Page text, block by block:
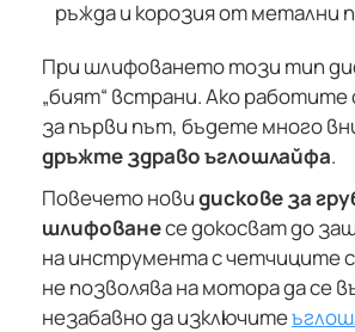
При шлифоването този тип
„бият“ встрани. Ако работите
за първи път, бъдете много
дръжте здраво ъглошлайфа.
Повечето новидискове за
шлифованесе докосват до
на инструмента с четчиците
не позволява на мотора да се
незабавно да изключите